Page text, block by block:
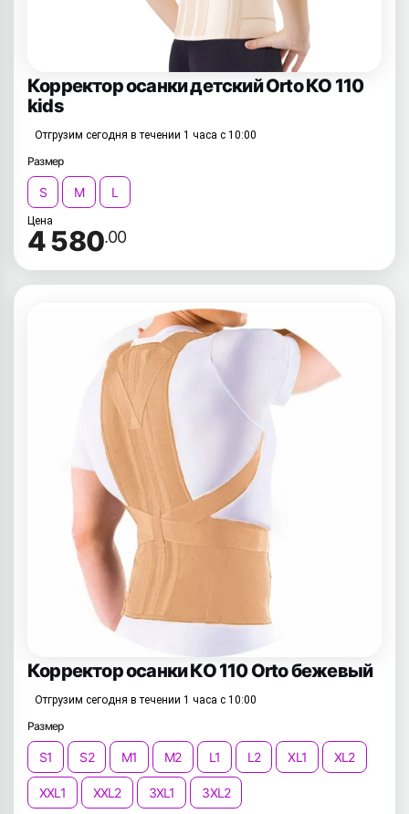
Корректор осанки детский Orto КО 110
kids
Отгрузим сегодня в течении 1 часа с 10:00
Размер
S M L
Цена
4 580.00
Корректор осанки КО 110 Orto бежевый
Отгрузим сегодня в течении 1 часа с 10:00
Размер
S1 S2 M1 M2 L1 L2 XL1 XL2
XXL1 XXL2 3XL1 3XL2